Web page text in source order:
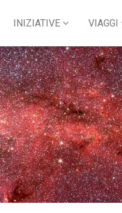
INIZIATIVE VIAGGI